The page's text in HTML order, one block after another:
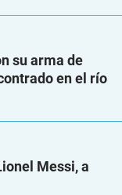
su arma de
en el río
Messi, a